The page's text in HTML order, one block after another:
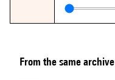
From the same archive